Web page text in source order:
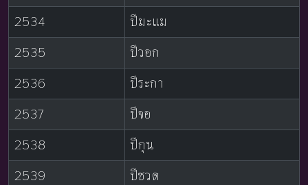
2534
ปีมะแม
2535
ปีวอก
2536
ปีระกา
2537
ปีจอ
2538
ปีกุน
2539
ปีชวด